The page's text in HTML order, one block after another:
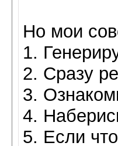
Но мои
1.
2. Сразу
3.
4.
5. Если